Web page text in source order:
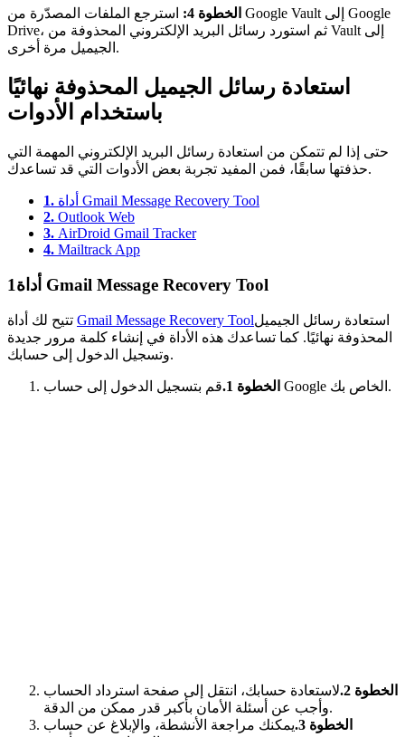
الخطوة 4:
استرجع الملفات المصدّرة من Google Vault إلى Google
Drive، ثم استورد رسائل البريد الإلكتروني المحذوفة من Vault إلى
الجيميل مرة أخرى.
استعادة رسائل الجيميل المحذوفة نهائيًا
باستخدام الأدوات
حتى إذا لم تتمكن من استعادة رسائل البريد الإلكتروني المهمة التي
حذفتها سابقًا، فمن المفيد تجربة بعض الأدوات التي قد تساعدك.
1.
أداة Gmail Message Recovery Tool
2. Outlook Web
3. AirDroid Gmail Tracker
4. Mailtrack App
1 أداة Gmail Message Recovery Tool
Gmail Message Recovery Toolاستعادة رسائل الجيميل
المحذوفة نهائيًا. كما تساعدك هذه الأداة في إنشاء كلمة مرور جديدة
وتسجيل الدخول إلى حسابك.
الخطوة 1. قم بتسجيل الدخول إلى حساب Google الخاص بك.
الخطوة 2.
لاستعادة حسابك، انتقل إلى صفحة استرداد الحساب
وأجب عن أسئلة الأمان بأكبر قدر ممكن من الدقة.
الخطوة 3.
يمكنك مراجعة الأنشطة، والإبلاغ عن حساب